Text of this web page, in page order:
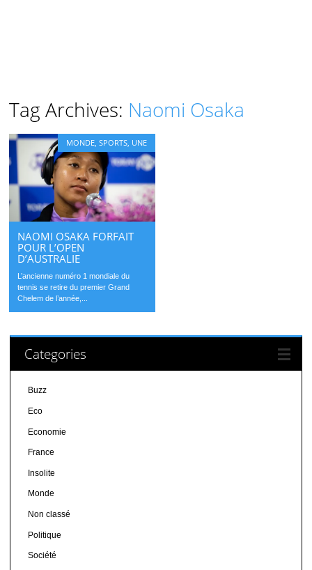
Tag Archives: Naomi Osaka
MONDE ,SPORTS UNE
NAOMI OSAKA FORFAIT
POUR L’OPEN
D’AUSTRALIE
L’ancienne numéro 1 mondiale du
tennis se retire du premier Grand
Chelem de l’année,...
Categories
Buzz
Eco
Economie
France
Insolite
Monde
Non classé
Politique
Société